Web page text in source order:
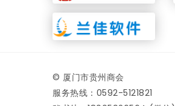
© 厦门市贵州商会
服务热线：0592-5121821